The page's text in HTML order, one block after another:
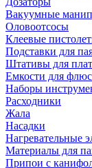
Вакуумные
Оловоотсосы
Клеевые
Подставки для
Штативы для плат
Емкости для
Наборы
Расходники
Жала
Насадки
Нагревательные
Материалы для
Припои с